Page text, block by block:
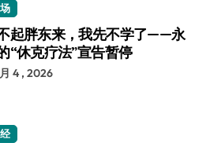
起胖东来，我先不学了——永
“休克疗法”宣告暂停
4 , 2026